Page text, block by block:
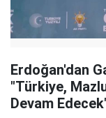
Erdoğan'dan
"Türkiye,
Devam